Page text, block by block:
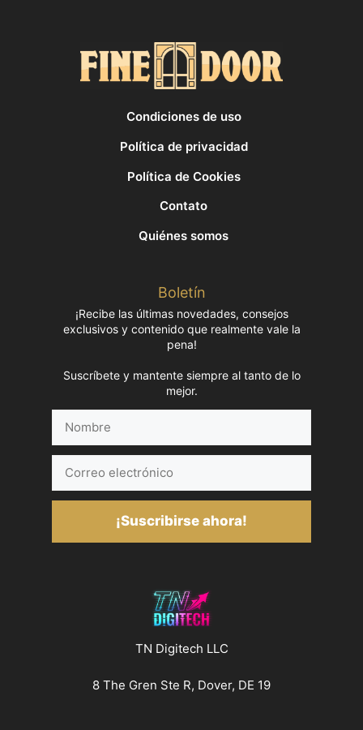
Condiciones de uso
Política de privacidad
Política de Cookies
Contato
Quiénes somos
Boletín
¡Recibe las últimas novedades, consejos
exclusivos y contenido que realmente vale la
pena!
Suscríbete y mantente siempre al tanto de lo
mejor.
electrónico
¡Suscribirse ahora!
TN Digitech LLC
8 The Gren Ste R, Dover, DE 19